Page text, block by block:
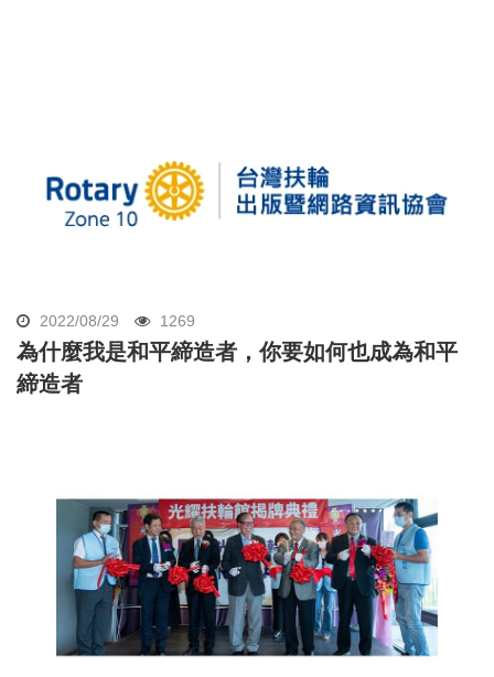
2022/08/29 1269
為什麼我是和平締造者，你要如何也成為和平
締造者